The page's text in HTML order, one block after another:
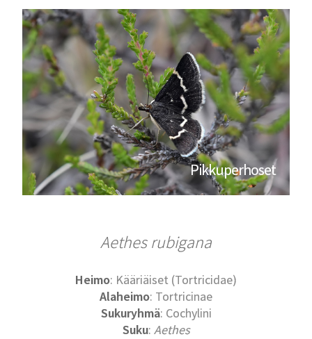
Pikkuperhoset
Aethes rubigana
Heimo: Kääriäiset (Tortricidae)
Alaheimo: Tortricinae
Sukuryhmä: Cochylini
Suku: Aethes